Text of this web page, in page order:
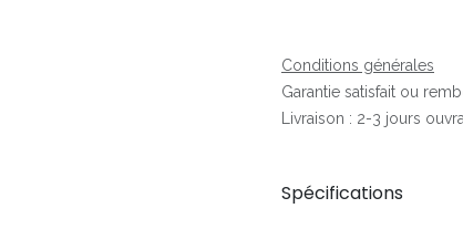
Conditions générales
Garantie satisfait ou
Livraison : 2-3 jours
Spécifications